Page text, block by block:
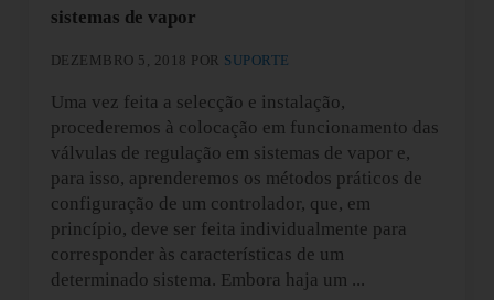
sistemas de vapor
DEZEMBRO 5, 2018 POR SUPORTE
Uma vez feita a selecção e instalação,
procederemos à colocação em funcionamento das
válvulas de regulação em sistemas de vapor e,
para isso, aprenderemos os métodos práticos de
configuração de um controlador, que, em
princípio, deve ser feita individualmente para
corresponder às características de um
determinado sistema. Embora haja um ...